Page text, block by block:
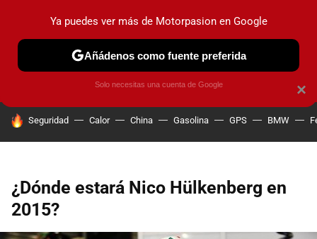
PRUEBAS COCHES ELÉCTRICOS OBSERVATORIO
HOY SE HABLA DE
Seguridad Calor China Gasolina GPS BMW
¿Dónde estará Nico Hülkenberg en
2015?
×
Ya puedes ver más de Motorpasion en Google
Añádenos como fuente preferida
Solo necesitas una cuenta de Google